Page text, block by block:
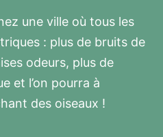
une ville où tous les
: plus de bruits de
odeurs, plus de
et l’on pourra à
des oiseaux !